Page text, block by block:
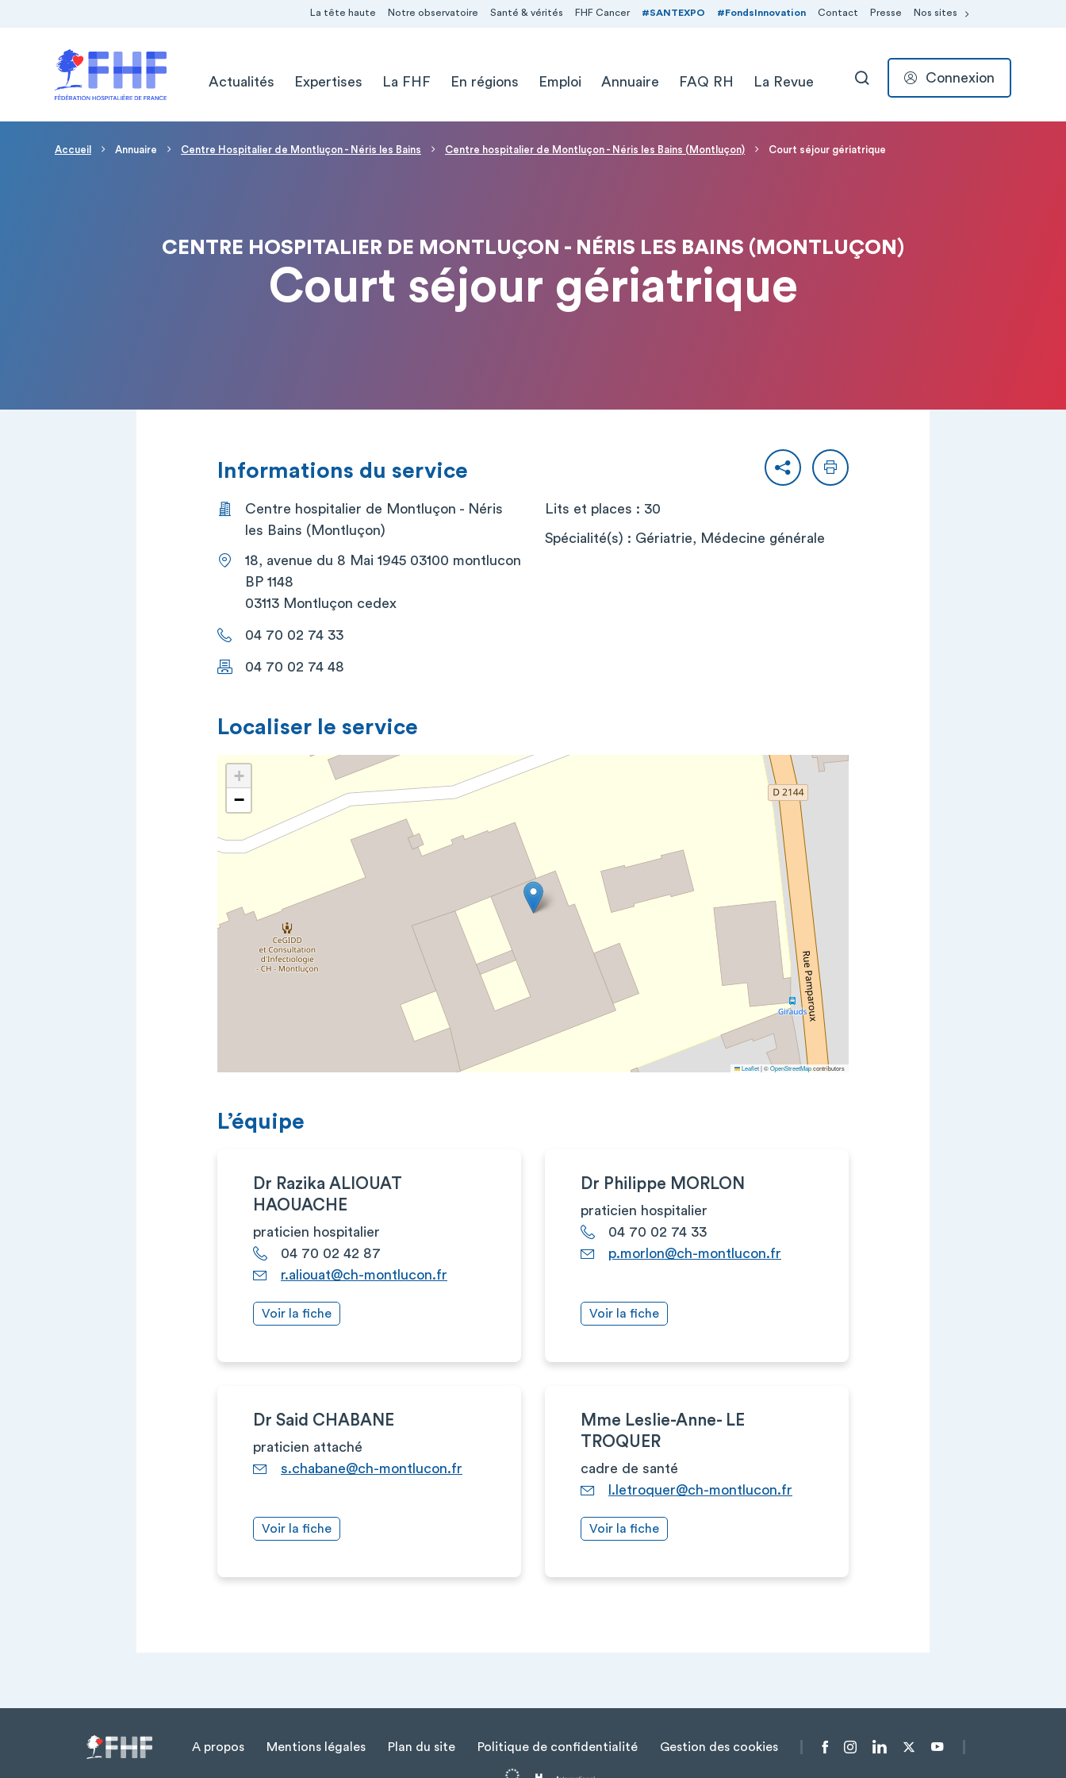
La tête haute Notre observatoire Santé & vérités FHF Cancer #SANTEXPO #FondsInnovation Contact Presse Nos sites
Actualités
Expertises La FHF En régions Emploi Annuaire FAQ RH La Revue RECHERCHER
Connexion
Fil d'Ariane
Accueil Annuaire Centre Hospitalier de Montluçon - Néris les Bains Centre hospitalier de Montluçon - Néris les Bains (Montluçon) Court séjour gériatrique
CENTRE HOSPITALIER DE MONTLUÇON - NÉRIS LES BAINS (MONTLUÇON)
Court séjour gériatrique
PartagerImprimer
Informations du service
Centre hospitalier de Montluçon - Néris
les Bains (Montluçon)
18, avenue du 8 Mai 1945 03100 montlucon
BP 1148
03113 Montluçon cedex
04 70 02 74 33
04 70 02 74 48
Lits et places : 30
Spécialité(s) : Gériatrie, Médecine générale
Localiser le service
+
−
Leaflet|©OpenStreetMapcontributors
L’équipe
Dr Razika ALIOUAT
HAOUACHE
praticien hospitalier
04 70 02 42 87
r.aliouat@ch-montlucon.fr
Voir la fiche
Dr Philippe MORLON
praticien hospitalier
04 70 02 74 33
p.morlon@ch-montlucon.fr
Voir la fiche
Dr Said CHABANE
praticien attaché
s.chabane@ch-montlucon.fr
Voir la fiche
Mme Leslie-Anne- LE
TROQUER
cadre de santé
l.letroquer@ch-montlucon.fr
Voir la fiche
Menu Pied de page
A propos Mentions légales Plan du site Politique de confidentialité Gestion des cookies
Menu liens sociaux